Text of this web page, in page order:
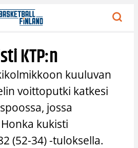
KTP:n
kuuluvan
voittoputki katkesi
jossa
kukisti
(52-34) -tuloksella.